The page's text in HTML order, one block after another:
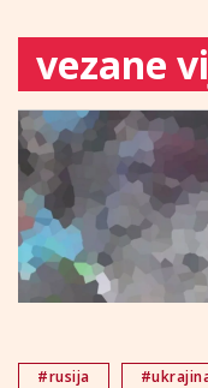
vezane
#rusija